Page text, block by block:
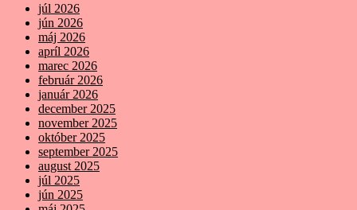
júl 2026
jún 2026
máj 2026
apríl 2026
marec 2026
február 2026
január 2026
december 2025
november 2025
október 2025
september 2025
august 2025
júl 2025
jún 2025